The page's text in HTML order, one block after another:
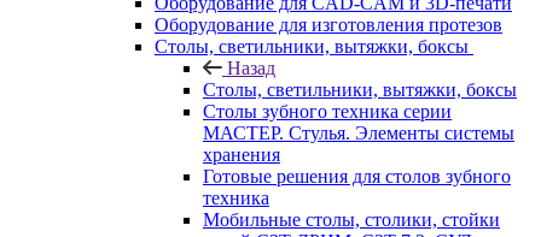
Оборудование для изготовления протезов
Cтолы, светильники, вытяжки, боксы
Назад
Cтолы, светильники, вытяжки, боксы
Столы зубного техника серии
МАСТЕР. Стулья. Элементы системы
хранения
Готовые решения для столов зубного
техника
Мобильные столы, столики, стойки